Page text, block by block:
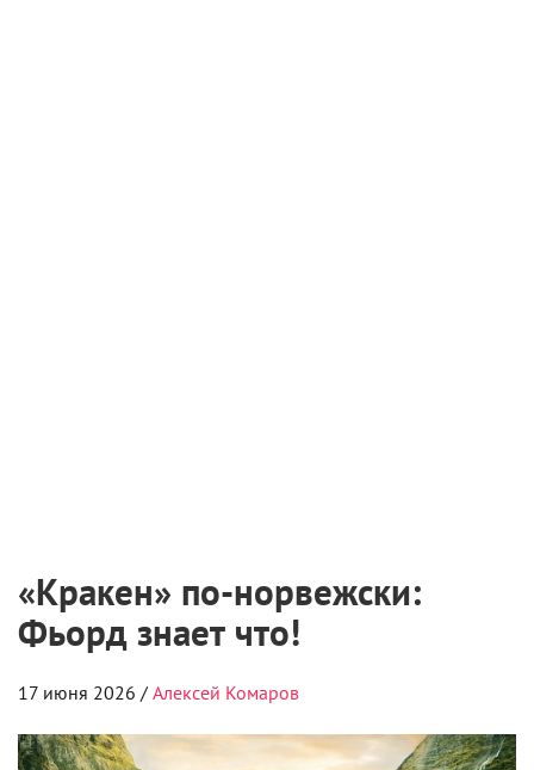
«Кракен» по-норвежски:
Фьорд знает что!
17 июня 2026 / Алексей Комаров